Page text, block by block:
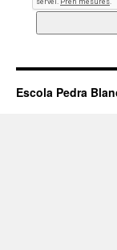
Escola Pedra